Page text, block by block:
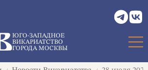
ЮГО-ЗАПАДНОЕ
ВИКАРИАТСТВО
ГОРОДА МОСКВЫ